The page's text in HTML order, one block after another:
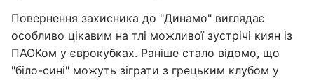
Повернення захисника до "Динамо" виглядає
особливо цікавим на тлі можливої зустрічі киян із
ПАОКом у єврокубках. Раніше стало відомо, що
"біло-сині" можуть зіграти з грецьким клубом у